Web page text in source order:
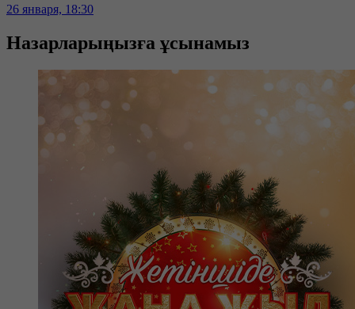
26 января, 18:30
Назарларыңызға ұсынамыз